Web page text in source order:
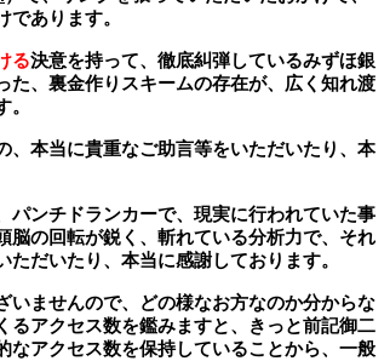
あります。
る決意を持って、徹底糾弾しているみずほ銀
た、裏金作りスキームの存在が、広く知れ渡
。
、本当に貴重なご助言等をいただいたり、本
パンチドランカーで、現実に行われていた事
脳の回転が鋭く、斬れている分析力で、それ
だいたり、本当に感謝しております。
いませんので、どの様なお方なのか分からな
るアクセス数を鑑みますと、きっと前記御二
なアクセス数を保持していることから、一般